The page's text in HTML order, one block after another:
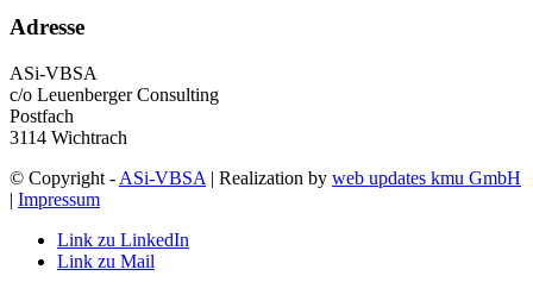
Adresse
ASi-VBSA
c/o Leuenberger Consulting
Postfach
3114 Wichtrach
© Copyright - ASi-VBSA | Realization by web updates kmu GmbH
| Impressum
Link zu LinkedIn
Link zu Mail